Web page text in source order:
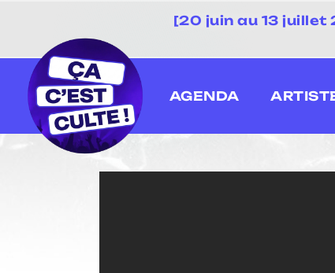
[20 juin au 13
AGENDA